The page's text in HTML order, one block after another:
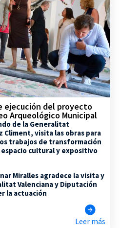
ejecución del proyecto
Arqueológico Municipal
de la Generalitat
Climent, visita las obras para
trabajos de transformación
cultural y expositivo
Miralles agradece la visita y
Valenciana y Diputación
la actuación
Leer más